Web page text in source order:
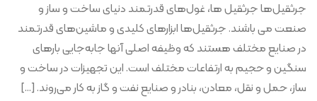
جرثقیل‌ها جرثقیل ها، غول‌های قدرتمند دنیای ساخت و ساز و
صنعت می باشند. جرثقیل‌ها ابزارهای کلیدی و ماشین‌های قدرتمند
در صنایع مختلف هستند که وظیفه اصلی آنها جابه‌جایی بارهای
سنگین و حجیم به ارتفاعات مختلف است. این تجهیزات در ساخت و
ساز، حمل و نقل، معادن، بنادر و صنایع نفت و گاز به کار می‌روند. […]